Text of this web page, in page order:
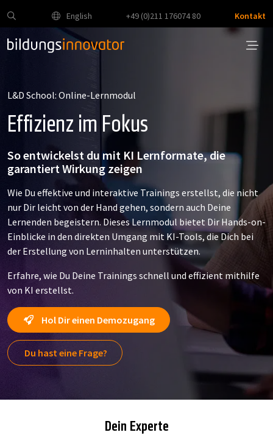
English +49 (0)211 176074 80 Kontakt
L&D School: Online-Lernmodul
Effizienz im Fokus
So entwickelst du mit KI Lernformate, die
garantiert Wirkung zeigen
Wie Du effektive und interaktive Trainings erstellst, die nicht
nur Dir leicht von der Hand gehen, sondern auch Deine
Lernenden begeistern. Dieses Lernmodul bietet Dir Hands-on-
Einblicke in den direkten Umgang mit KI-Tools, die Dich bei
der Erstellung von Lerninhalten unterstützen.
Erfahre, wie Du Deine Trainings schnell und effizient mithilfe
von KI erstellst.
Hol Dir einen Demozugang
Du hast eine Frage?
Dein Experte